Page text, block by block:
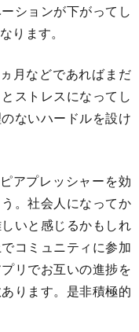
ションが下がってし
ります。
月などであればまだ
ストレスになってし
ないハードルを設け
アプレッシャーを効
。社会人になってか
いと感じるかもしれ
コミュニティに参加
リでお互いの進捗を
ります。是非積極的